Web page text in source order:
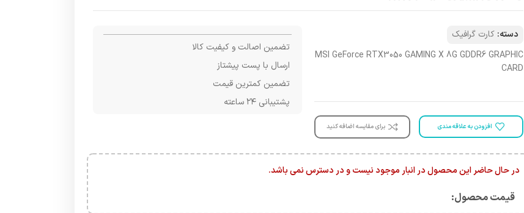
دسته: کارت گرافیک
MSI GeForce RTX3050 GAMING X 8G GDDR6 GRAPHIC
CARD
افزودن به علاقه مندی برای مقایسه اضافه کنید
تضمین اصالت و کیفیت کالا
ارسال با پست پیشتاز
تضمین کمترین قیمت
پشتیبانی ۲۴ ساعته
در حال حاضر این محصول در انبار موجود نیست و در دسترس نمی باشد.
قیمت محصول:​